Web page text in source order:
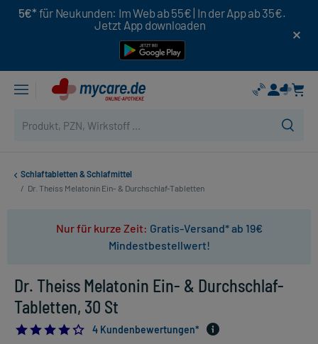
5€* für Neukunden: Im Web ab 55€ | In der App ab 35€.
Jetzt App downloaden
Schlaftabletten & Schlafmittel
/ Dr. Theiss Melatonin Ein- & Durchschlaf-Tabletten
Nur für kurze Zeit: Gratis-Versand* ab 19€
Mindestbestellwert!
Dr. Theiss Melatonin Ein- & Durchschlaf-
Tabletten, 30 St
4.0
4 Kundenbewertungen*